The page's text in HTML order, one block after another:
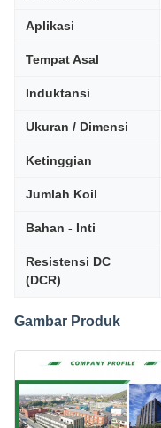
Aplikasi
Tempat Asal
Induktansi
Ukuran / Dimensi
Ketinggian
Jumlah Koil
Bahan - Inti
Resistensi DC
(DCR)
Gambar Produk